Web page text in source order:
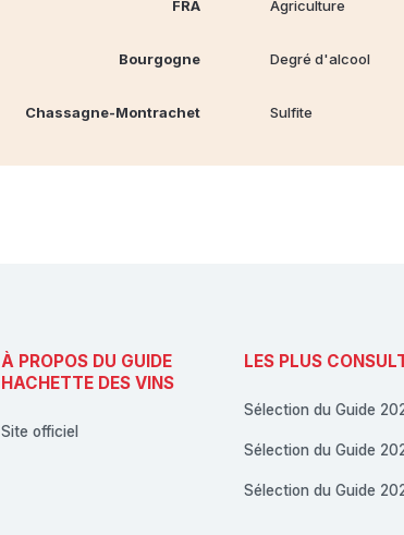
FRA
Bourgogne
Chassagne-Montrachet
Agriculture
Degré d'alcool
Sulfite
À PROPOS DU GUIDE
HACHETTE DES VINS
Site officiel
LES PLUS
Sélection du Guide
Sélection du Guide
Sélection du Guide